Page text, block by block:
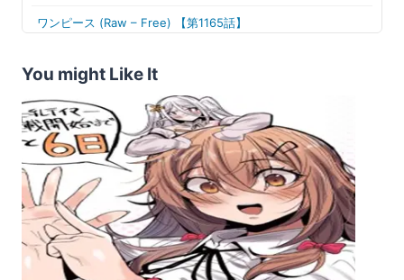
ワンピース (Raw – Free) 【第1165話】
ワンピース (Raw – Free) 【第1163話】
ワンピース (Raw – Free) 【第1162話】
ワンピース (Raw – Free) 【第1161話】
ワンピース (Raw – Free) 【第1160話】
ワンピース (Raw – Free) 【第1159話】
ワンピース (Raw – Free) 【第1158話】
You might Like It